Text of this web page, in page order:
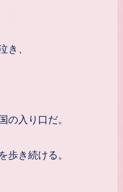
き、
の入り口だ。
歩き続ける。